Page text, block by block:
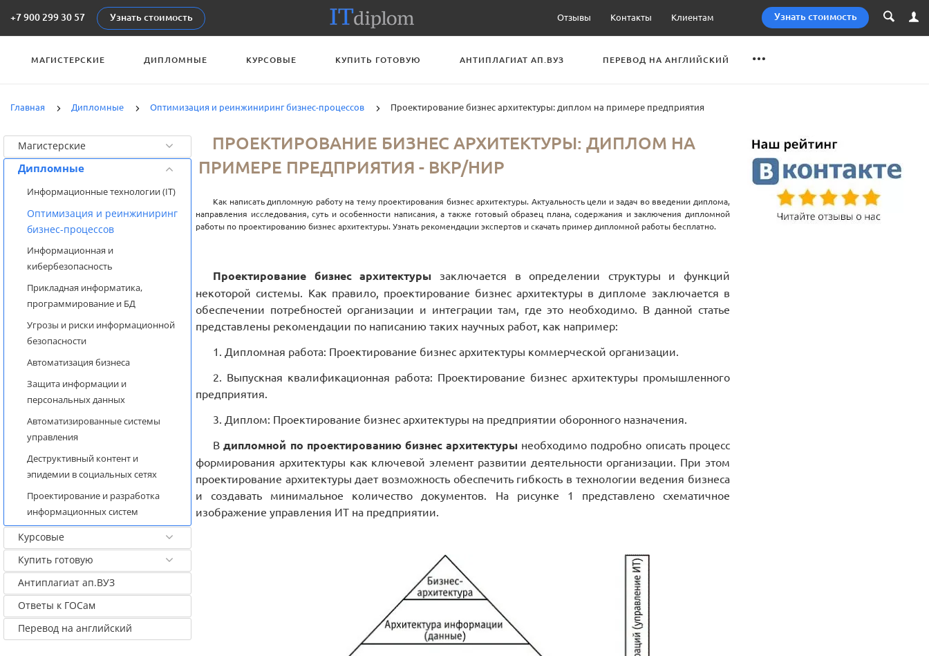
+7 900 299 30 57 Узнать стоимость Узнать стоимость
Отзывы Контакты Клиентам
МАГИСТЕРСКИЕ ДИПЛОМНЫЕ КУРСОВЫЕ КУПИТЬ ГОТОВУЮ АНТИПЛАГИАТ АП.ВУЗ ПЕРЕВОД НА АНГЛИЙСКИЙ
Главная Дипломные Оптимизация и реинжиниринг бизнес-процессов Проектирование бизнес архитектуры: диплом на примере предприятия
Магистерские
Дипломные
Информационные технологии (IT)
Оптимизация и реинжиниринг
бизнес-процессов
Информационная и
кибербезопасность
Прикладная информатика,
программирование и БД
Угрозы и риски информационной
безопасности
Автоматизация бизнеса
Защита информации и
персональных данных
Автоматизированные системы
управления
Деструктивный контент и
эпидемии в социальных сетях
Проектирование и разработка
информационных систем
Курсовые
Купить готовую
Антиплагиат ап.ВУЗ
Ответы к ГОСам
Перевод на английский
ПРОЕКТИРОВАНИЕ БИЗНЕС АРХИТЕКТУРЫ: ДИПЛОМ НА
ПРИМЕРЕ ПРЕДПРИЯТИЯ - ВКР/НИР
Как написать дипломную работу на тему проектирования бизнес архитектуры. Актуальность цели и задач во введении диплома,
направления исследования, суть и особенности написания, а также готовый образец плана, содержания и заключения дипломной
работы по проектированию бизнес архитектуры. Узнать рекомендации экспертов и скачать пример дипломной работы бесплатно.
Проектирование бизнес архитектуры заключается в определении структуры и функций
некоторой системы. Как правило, проектирование бизнес архитектуры в дипломе заключается в
обеспечении потребностей организации и интеграции там, где это необходимо. В данной статье
представлены рекомендации по написанию таких научных работ, как например:
1. Дипломная работа: Проектирование бизнес архитектуры коммерческой организации.
2. Выпускная квалификационная работа: Проектирование бизнес архитектуры промышленного
предприятия.
3. Диплом: Проектирование бизнес архитектуры на предприятии оборонного назначения.
Вдипломной по проектированию бизнес архитектуры необходимо подробно описать процесс
формирования архитектуры как ключевой элемент развитии деятельности организации. При этом
проектирование архитектуры дает возможность обеспечить гибкость в технологии ведения бизнеса
и создавать минимальное количество документов. На рисунке 1 представлено схематичное
изображение управления ИТ на предприятии.